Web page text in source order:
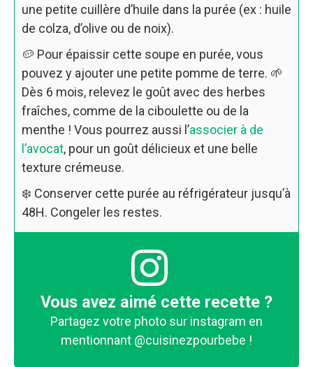
une petite cuillère d’huile dans la purée (ex : huile
de colza, d’olive ou de noix).
🥔 Pour épaissir cette soupe en purée, vous
pouvez y ajouter une petite pomme de terre. 🌱
Dès 6 mois, relevez le goût avec des herbes
fraîches, comme de la ciboulette ou de la
menthe ! Vous pourrez aussi l’associer à de
l’avocat, pour un goût délicieux et une belle
texture crémeuse.
❄️ Conserver cette purée au réfrigérateur jusqu’à
48H. Congeler les restes.
Vous avez aimé cette recette ?
Partagez votre photo sur instagram en
mentionnant @cuisinezpourbebe !